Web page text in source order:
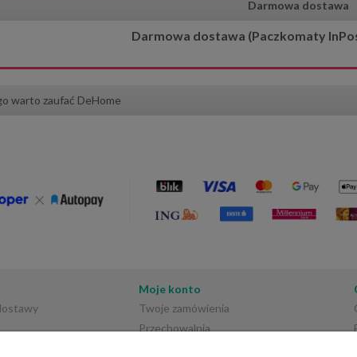
89,00 zł
do koszyka
Darmowa dostawa
Darmowa dostawa (Paczkomaty
warto zaufać DeHome
Moje konto
Twoje zamówienia
Przechowalnia